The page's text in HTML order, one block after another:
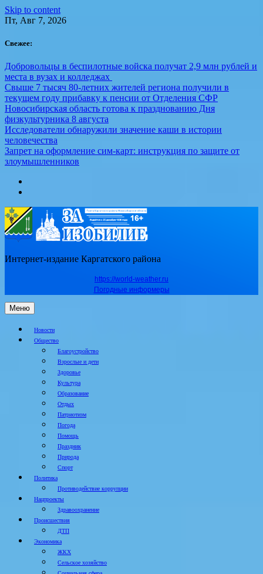
Skip to content
Пт, Авг 7, 2026
Свежее:
Добровольцы в беспилотные войска получат 2,9 млн рублей и
места в вузах и колледжах
Свыше 7 тысяч 80-летних жителей региона получили в
текущем году прибавку к пенсии от Отделения СФР
Новосибирская область готова к празднованию Дня
физкультурника 8 августа
Исследователи обнаружили значение каши в истории
человечества
Запрет на оформление сим-карт: инструкция по защите от
злоумышленников
Интернет-издание Каргатского района
https://world-weather.ru
Погодные информеры
Меню
Новости
Общество
Благоустройство
Взрослые и дети
Здоровье
Культура
Образование
Отдых
Патриотизм
Погода
Помощь
Праздник
Природа
Спорт
Политика
Противодействие коррупции
Нацпроекты
Здравоохранение
Происшествия
ДТП
Экономика
ЖКХ
Сельское хозяйство